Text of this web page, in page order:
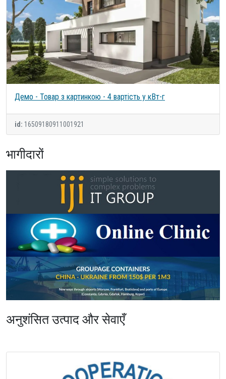
Демо - Товар з картинкою - 4 вартість у кВт-г
id: 16509180911001921
भागीदारों
अनुशंसित उत्पाद और सेवाएँ